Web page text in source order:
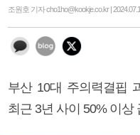
조원호 기자 cho1ho@kookje.co.kr |
부산 10대 주의력결핍
최근 3년 사이 50% 이상